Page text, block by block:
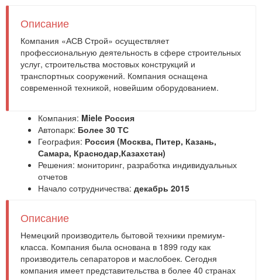
Описание
Компания «АСВ Строй» осуществляет
профессиональную деятельность в сфере строительных
услуг, строительства мостовых конструкций и
транспортных сооружений. Компания оснащена
современной техникой, новейшим оборудованием.
Компания: Miele Россия
Автопарк: Более 30 ТС
География: Россия (Москва, Питер, Казань,
Самара, Краснодар,Казахстан)
Решения: мониторинг, разработка индивидуальных
отчетов
Начало сотрудничества: декабрь 2015
Описание
Немецкий производитель бытовой техники премиум-
класса. Компания была основана в 1899 году как
производитель сепараторов и маслобоек. Сегодня
компания имеет представительства в более 40 странах